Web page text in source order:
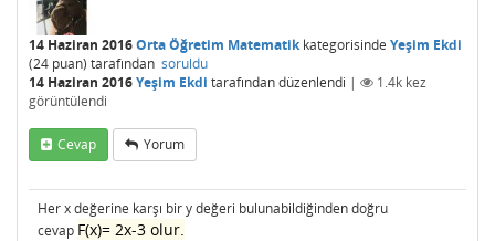
14 Haziran 2016Orta Öğretim Matematikkategorisinde Yeşim Ekdi
(24 puan) tarafından soruldu
14 Haziran 2016Yeşim Ekdi tarafındandüzenlendi | 1.4k kez
görüntülendi
Cevap Yorum
Her x değerine karşı bir y değeri bulunabildiğinden doğru
cevap F(x)= 2x-3 olur.